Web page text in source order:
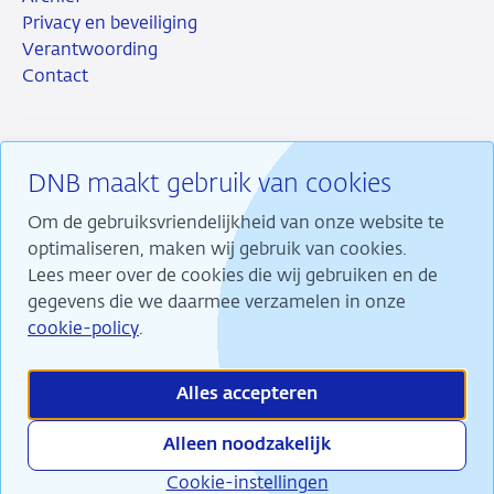
DNB maakt gebruik van cookies
Om de gebruiksvriendelijkheid van onze website te
optimaliseren, maken wij gebruik van cookies.
Lees meer over de cookies die wij gebruiken en de
gegevens die we daarmee verzamelen in onze
cookie-policy.
Alles accepteren
Alleen noodzakelijk
Cookie-instellingen
Privacy en beveiliging
Verantwoording
Contact
RSS InstagramLinkedin
X
Wij maken ons sterk voor financiële stabiliteit en
dragen daarmee bij aan duurzame welvaart in